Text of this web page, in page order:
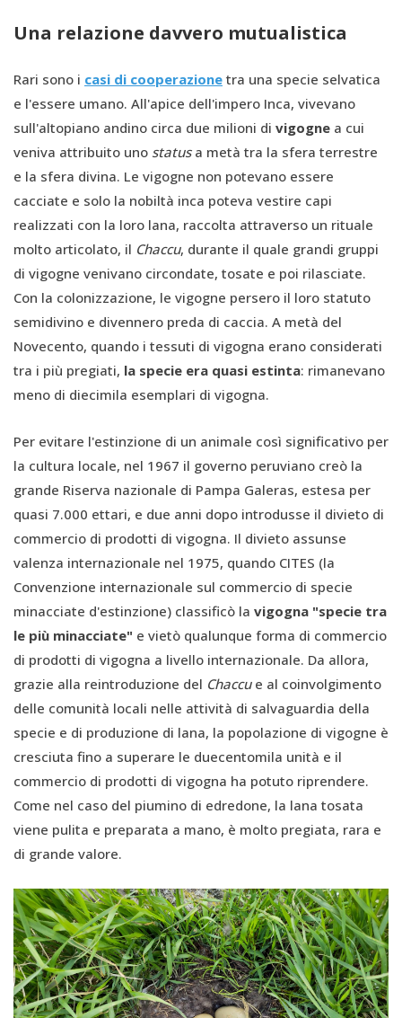
Una relazione davvero mutualistica
Rari sono i casi di cooperazione tra una specie selvatica
e l'essere umano. All'apice dell'impero Inca, vivevano
sull'altopiano andino circa due milioni di vigogne a cui
veniva attribuito uno statusa metà tra la sfera terrestre
e la sfera divina. Le vigogne non potevano essere
cacciate e solo la nobiltà inca poteva vestire capi
realizzati con la loro lana, raccolta attraverso un rituale
molto articolato, il Chaccu, durante il quale grandi gruppi
di vigogne venivano circondate, tosate e poi rilasciate.
Con la colonizzazione, le vigogne persero il loro statuto
semidivino e divennero preda di caccia. A metà del
Novecento, quando i tessuti di vigogna erano considerati
tra i più pregiati, la specie era quasi estinta: rimanevano
meno di diecimila esemplari di vigogna.
Per evitare l'estinzione di un animale così significativo per
la cultura locale, nel 1967 il governo peruviano creò la
grande Riserva nazionale di Pampa Galeras, estesa per
quasi 7.000 ettari, e due anni dopo introdusse il divieto di
commercio di prodotti di vigogna. Il divieto assunse
valenza internazionale nel 1975, quando CITES (la
Convenzione internazionale sul commercio di specie
minacciate d'estinzione) classificò la vigogna "specie tra
le più minacciate" e vietò qualunque forma di commercio
di prodotti di vigogna a livello internazionale. Da allora,
grazie alla reintroduzione del Chaccue al coinvolgimento
delle comunità locali nelle attività di salvaguardia della
specie e di produzione di lana, la popolazione di vigogne è
cresciuta fino a superare le duecentomila unità e il
commercio di prodotti di vigogna ha potuto riprendere.
Come nel caso del piumino di edredone, la lana tosata
viene pulita e preparata a mano, è molto pregiata, rara e
di grande valore.